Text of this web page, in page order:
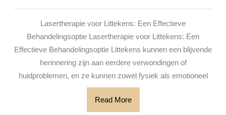
Lasertherapie:
Een
Effectieve
Oplossing
Lasertherapie voor Littekens: Een Effectieve
Behandelingsoptie Lasertherapie voor Littekens: Een
Effectieve Behandelingsoptie Littekens kunnen een blijvende
herinnering zijn aan eerdere verwondingen of
huidproblemen, en ze kunnen zowel fysiek als emotioneel
Read MoreRead
More